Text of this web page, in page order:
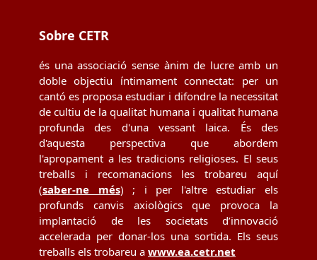
Sobre CETR
és una associació sense ànim de lucre amb un
doble objectiu íntimament connectat: per un
cantó es proposa estudiar i difondre la necessitat
de cultiu de la qualitat humana i qualitat humana
profunda des d'una vessant laica. És des
d'aquesta perspectiva que abordem
l'apropament a les tradicions religioses. El seus
treballs i recomanacions les trobareu aquí
(saber-ne més) ; i per l'altre estudiar els
profunds canvis axiològics que provoca la
implantació de les societats d’innovació
accelerada per donar-los una sortida. Els seus
treballs els trobareu a www.ea.cetr.net